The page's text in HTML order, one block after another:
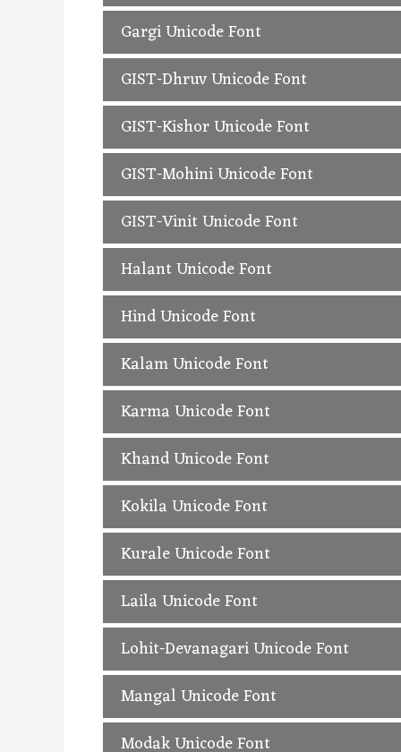
Ek Mukta Unicode Hindi Font, Free
Gargi Unicode Font
Gargi Unicode Hindi Font, Free
GIST-Dhruv Unicode Font
GIST-Dhruv Unicode Hindi Font, Free
GIST-Kishor Unicode Font
GIST-Kishor Unicode Hindi Font, Free
GIST-Mohini Unicode Font
GIST-Mohini Unicode Hindi Font, Free
GIST-Vinit Unicode Font
GIST-Vinit Unicode Hindi Font, Free
Halant Unicode Font
Halant Unicode Hindi Font, Free
Hind Unicode Font
Hind Unicode Hindi Font, Free Download
Kalam Unicode Font
Kalam Unicode Hindi Font, Free
Karma Unicode Font
Karma Unicode Hindi Font, Free
Khand Unicode Font
Khand Unicode Hindi Font, Free
Kokila Unicode Font
Kokila Unicode Hindi Font, Free
Kurale Unicode Font
Kurale Unicode Hindi Font, Free
Laila Unicode Font
Laila Unicode Hindi Font, Free Download
Lohit-Devanagari Unicode Font
Lohit-Devanagari Unicode Hindi Font,
Mangal Unicode Font
Mangal Unicode Hindi Font, Free
Modak Unicode Font